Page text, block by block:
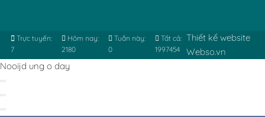
Trực tuyến:
7
Hôm nay:
2180
Tuần này:
0
Tất cả:
1997454
Thiết kế website
Webso.vn
Nooijd ung o day